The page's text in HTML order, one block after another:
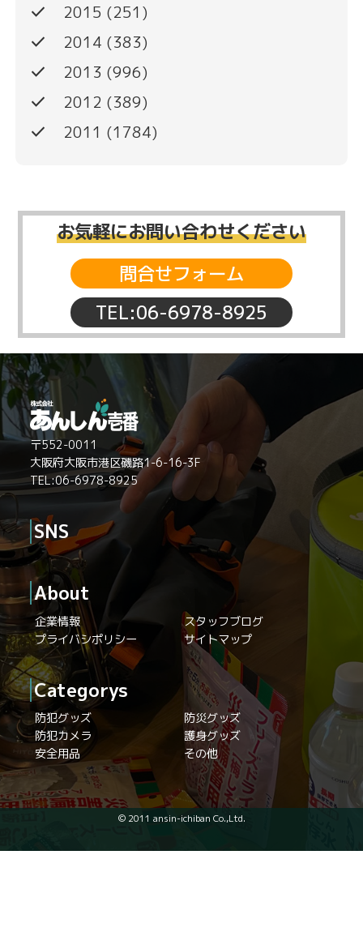
done 2015 (251)
done 2014 (383)
done 2013 (996)
done 2012 (389)
done 2011 (1784)
お気軽にお問い合わせください
TEL:06-6978-8925
問合せフォーム
〒552-0011
大阪府大阪市港区磯路1-6-16-3F
TEL:06-6978-8925
SNS
About
企業情報
スタッフブログ
プライバシポリシー
サイトマップ
Categorys
防犯グッズ
防災グッズ
防犯カメラ
護身グッズ
安全用品
その他
© 2011 ansin-ichiban Co.,Ltd.